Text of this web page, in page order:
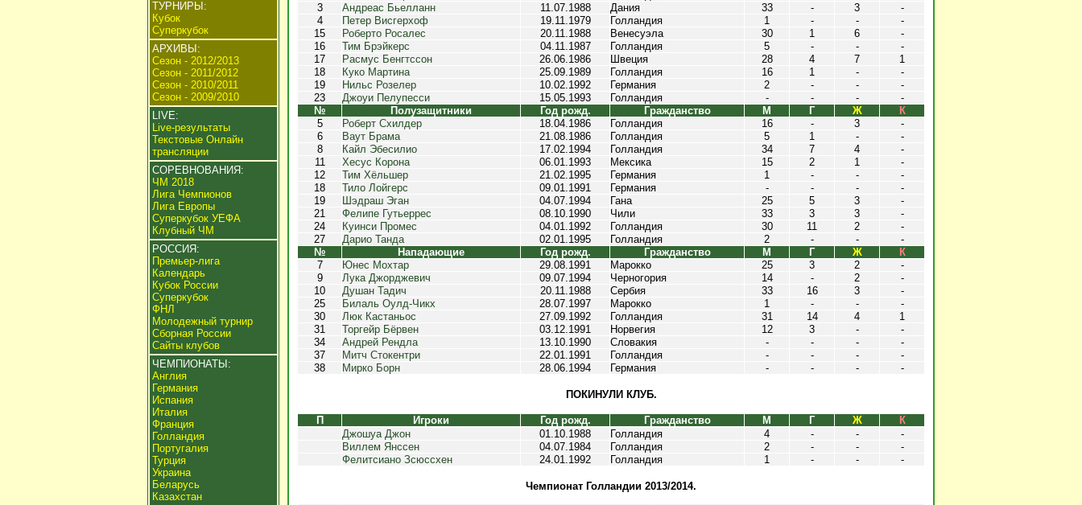
ТУРНИРЫ:
Кубок
Суперкубок
АРХИВЫ:
Сезон - 2012/2013
Сезон - 2011/2012
Сезон - 2010/2011
Сезон - 2009/2010
LIVE:
Live-результаты
Текстовые Онлайн
трансляции
СОРЕВНОВАНИЯ:
ЧМ 2018
Лига Чемпионов
Лига Европы
Суперкубок УЕФА
Клубный ЧМ
РОССИЯ:
Премьер-лига
Календарь
Кубок России
Суперкубок
ФНЛ
Молодежный турнир
Сборная России
Сайты клубов
ЧЕМПИОНАТЫ:
Англия
Германия
Испания
Италия
Франция
Голландия
Португалия
Турция
Украина
Беларусь
Казахстан
3
Андреас Бьелланн 11.07.1988 Дания 33 - 3
-
4
Петер Висгерхоф 19.11.1979 Голландия 1 - -
-
15
Роберто Росалес 20.11.1988 Венесуэла 30 1 6
-
16
Тим Брэйкерс 04.11.1987 Голландия 5 - -
-
17
Расмус Бенгтссон 26.06.1986 Швеция 28 4 7
1
18
Куко Мартина 25.09.1989 Голландия 16 1 -
-
19
Нильс Розелер 10.02.1992 Германия 2 - -
-
23
Джоуи Пелупесси 15.05.1993 Голландия - - -
-
№
Полузащитники Год рожд. Гражданство М Г Ж
К
5
Роберт Схилдер 18.04.1986 Голландия 16 - 3
-
6
Ваут Брама 21.08.1986 Голландия 5 1 -
-
8
Кайл Эбесилио 17.02.1994 Голландия 34 7 4
-
11
Хесус Корона 06.01.1993 Мексика 15 2 1
-
12
Тим Хёльшер 21.02.1995 Германия 1 - -
-
18
Тило Лойгерс 09.01.1991 Германия - - -
-
19
Шэдраш Эган 04.07.1994 Гана 25 5 3
-
21
Фелипе Гутьеррес 08.10.1990 Чили 33 3 3
-
24
Куинси Промес 04.01.1992 Голландия 30 11 2
-
27
Дарио Танда 02.01.1995 Голландия 2 - -
-
№
Нападающие Год рожд. Гражданство М Г Ж
К
7
Юнес Мохтар 29.08.1991 Марокко 25 3 2
-
9
Лука Джорджевич 09.07.1994 Черногория 14 - 2
-
10
Душан Тадич 20.11.1988 Сербия 33 16 3
-
25
Билаль Оулд-Чикх 28.07.1997 Марокко 1 - -
-
30
Люк Кастаньос 27.09.1992 Голландия 31 14 4
1
31
Торгейр Бёрвен 03.12.1991 Норвегия 12 3 -
-
34
Андрей Рендла 13.10.1990 Словакия - - -
-
37
Митч Стокентри 22.01.1991 Голландия - - -
-
38
Мирко Борн 28.06.1994 Германия - - - -
ПОКИНУЛИ КЛУБ.
П Игроки Год рожд. Гражданство М Г Ж
К
Джошуа Джон
01.10.1988 Голландия 4 - -
-
Виллем Янссен
04.07.1984 Голландия 2 - -
-
Фелитсиано Зсюссхен
24.01.1992 Голландия 1 - - -
Чемпионат Голландии 2013/2014.